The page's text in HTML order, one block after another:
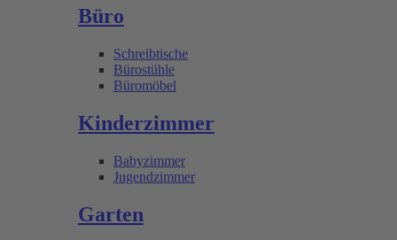
Büro
Schreibtische
Bürostühle
Büromöbel
Kinderzimmer
Babyzimmer
Jugendzimmer
Garten